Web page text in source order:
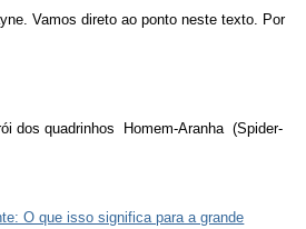
Vamos direto ao ponto neste texto. Por
dos quadrinhos Homem-Aranha (Spider-
O que isso significa para a grande